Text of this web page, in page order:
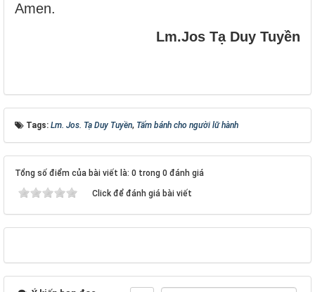
Amen.
Lm.Jos Tạ Duy Tuyền
Tags: Lm. Jos. Tạ Duy Tuyền, Tấm bánh cho người lữ hành
Tổng số điểm của bài viết là: 0 trong 0 đánh giá
Click để đánh giá bài viết